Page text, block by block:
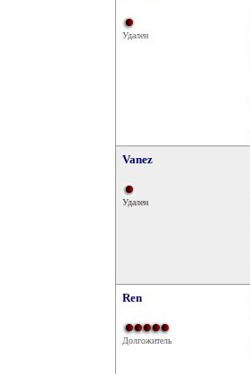
Удален
Vanez
Удален
Ren
Долгожитель